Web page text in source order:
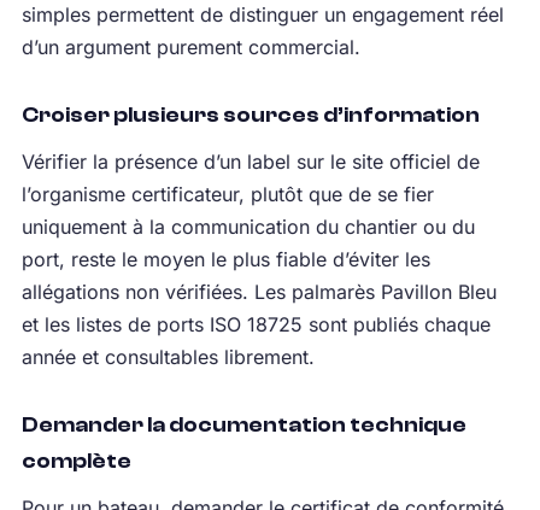
simples permettent de distinguer un engagement réel
d’un argument purement commercial.
Croiser plusieurs sources d’information
Vérifier la présence d’un label sur le site officiel de
l’organisme certificateur, plutôt que de se fier
uniquement à la communication du chantier ou du
port, reste le moyen le plus fiable d’éviter les
allégations non vérifiées. Les palmarès Pavillon Bleu
et les listes de ports ISO 18725 sont publiés chaque
année et consultables librement.
Demander la documentation technique
complète